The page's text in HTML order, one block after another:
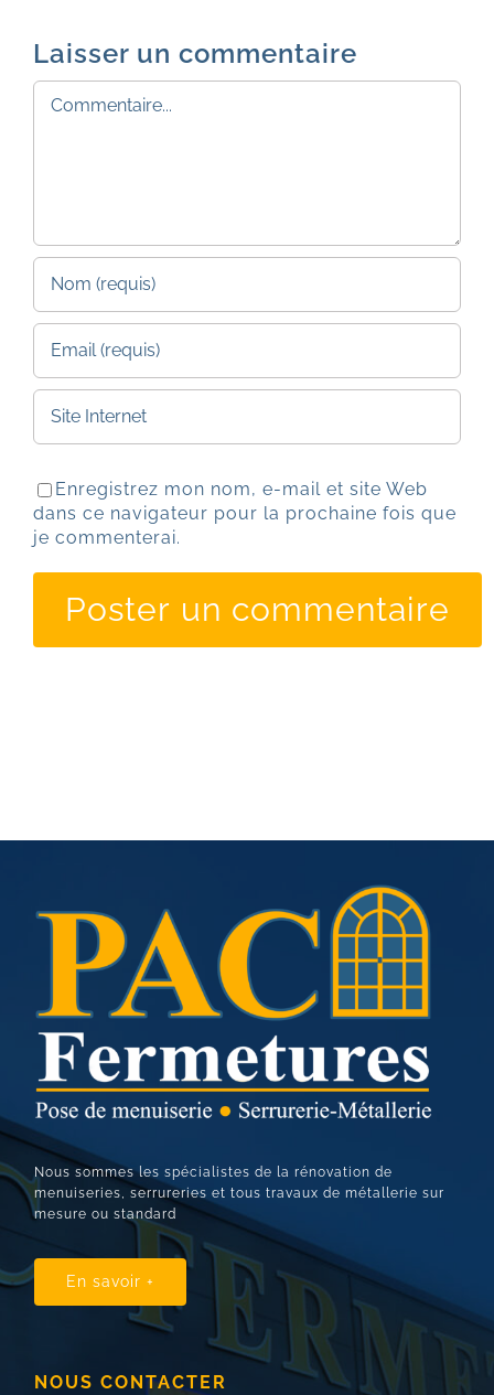
Laisser un commentaire
Commentaire
Enregistrez mon nom, e-mail et site Web
dans ce navigateur pour la prochaine fois que
je commenterai.
Nous sommes les spécialistes de la rénovation de
menuiseries, serrureries et tous travaux de métallerie sur
mesure ou standard
En savoir +
NOUS CONTACTER